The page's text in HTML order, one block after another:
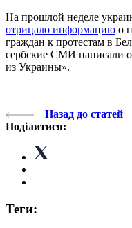
На прошлой неделе
отрицало информацию о
граждан к протестам в
сербские СМИ написали
из Украины».
Назад до статей
Поділитися:
Теги: